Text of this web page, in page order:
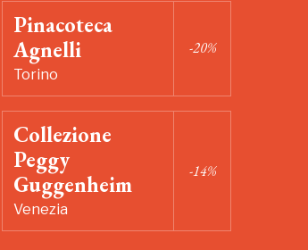
Pinacoteca
Agnelli
Torino
-20%
Collezione
Peggy
Guggenheim
Venezia
-14%